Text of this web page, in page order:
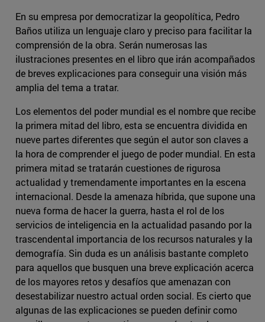
En su empresa por democratizar la geopolítica, Pedro
Baños utiliza un lenguaje claro y preciso para facilitar la
comprensión de la obra. Serán numerosas las
ilustraciones presentes en el libro que irán acompañados
de breves explicaciones para conseguir una visión más
amplia del tema a tratar.
Los elementos del poder mundial es el nombre que recibe
la primera mitad del libro, esta se encuentra dividida en
nueve partes diferentes que según el autor son claves a
la hora de comprender el juego de poder mundial. En esta
primera mitad se tratarán cuestiones de rigurosa
actualidad y tremendamente importantes en la escena
internacional. Desde la amenaza híbrida, que supone una
nueva forma de hacer la guerra, hasta el rol de los
servicios de inteligencia en la actualidad pasando por la
trascendental importancia de los recursos naturales y la
demografía. Sin duda es un análisis bastante completo
para aquellos que busquen una breve explicación acerca
de los mayores retos y desafíos que amenazan con
desestabilizar nuestro actual orden social. Es cierto que
algunas de las explicaciones se pueden definir como